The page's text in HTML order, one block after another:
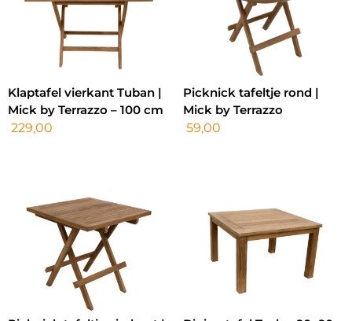
Klaptafel vierkant Tuban |
Mick by Terrazzo – 100 cm
229,00
Picknick tafeltje rond |
Mick by Terrazzo
59,00